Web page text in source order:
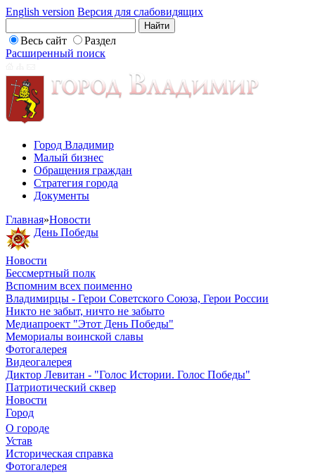
English version Версия для слабовидящих
Весь сайт
Раздел
Расширенный поиск
Город Владимир
Малый бизнес
Обращения граждан
Стратегия города
Документы
Главная»Новости
День Победы
Новости
Бессмертный полк
Вспомним всех поименно
Владимирцы - Герои Советского Союза, Герои России
Никто не забыт, ничто не забыто
Медиапроект "Этот День Победы"
Мемориалы воинской славы
Фотогалерея
Видеогалерея
Диктор Левитан - "Голос Истории. Голос Победы"
Патриотический сквер
Новости
Город
О городе
Устав
Историческая справка
Фотогалерея